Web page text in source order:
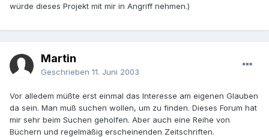
würde dieses Projekt mit mir in Angriff nehmen.)
Martin
Geschrieben 11. Juni 2003
Vor alledem müßte erst einmal das Interesse am eigenen Glauben
da sein. Man muß suchen wollen, um zu finden. Dieses Forum hat
mir sehr beim Suchen geholfen. Aber auch eine Reihe von
Büchern und regelmäßig erscheinenden Zeitschriften.